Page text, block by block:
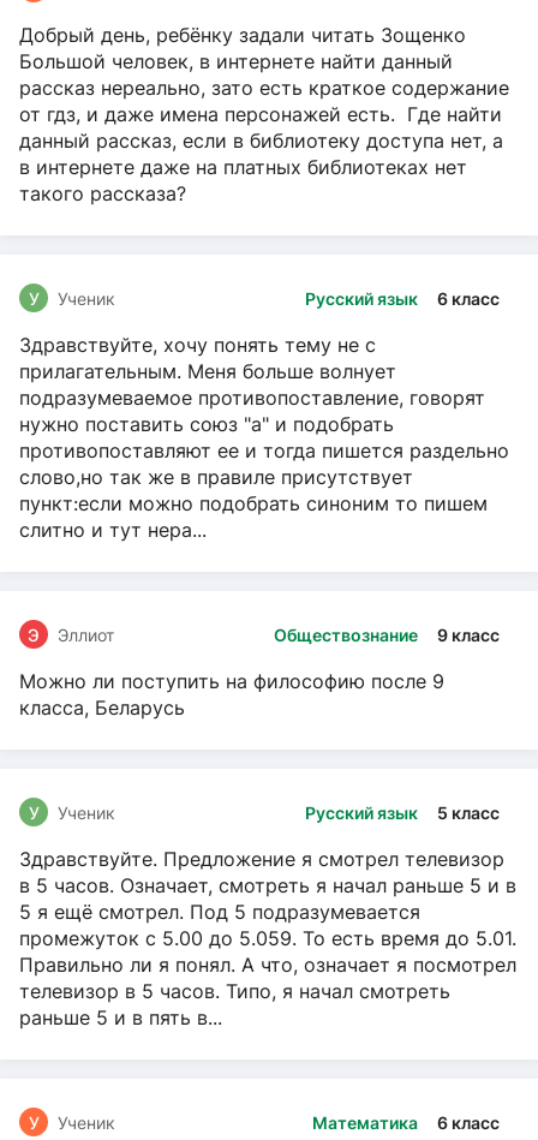
Добрый день, ребёнку задали читать Зощенко
Большой человек, в интернете найти данный
рассказ нереально, зато есть краткое содержание
от гдз, и даже имена персонажей есть. Где найти
данный рассказ, если в библиотеку доступа нет, а
в интернете даже на платных библиотеках нет
такого рассказа?
Русский язык 6 класс
У Ученик
Здравствуйте, хочу понять тему не с
прилагательным. Меня больше волнует
подразумеваемое противопоставление, говорят
нужно поставить союз "а" и подобрать
противопоставляют ее и тогда пишется раздельно
слово,но так же в правиле присутствует
пункт:если можно подобрать синоним то пишем
слитно и тут нера...
Обществознание 9 класс
Э Эллиот
Можно ли поступить на философию после 9
класса, Беларусь
Русский язык 5 класс
У Ученик
Здравствуйте. Предложение я смотрел телевизор
в 5 часов. Означает, смотреть я начал раньше 5 и в
5 я ещё смотрел. Под 5 подразумевается
промежуток с 5.00 до 5.059. То есть время до 5.01.
Правильно ли я понял. А что, означает я посмотрел
телевизор в 5 часов. Типо, я начал смотреть
раньше 5 и в пять в...
Математика 6 класс
У Ученик